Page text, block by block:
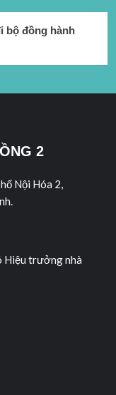
bộ đồng hành
2
Nội Hóa 2,
Hiệu trưởng nhà